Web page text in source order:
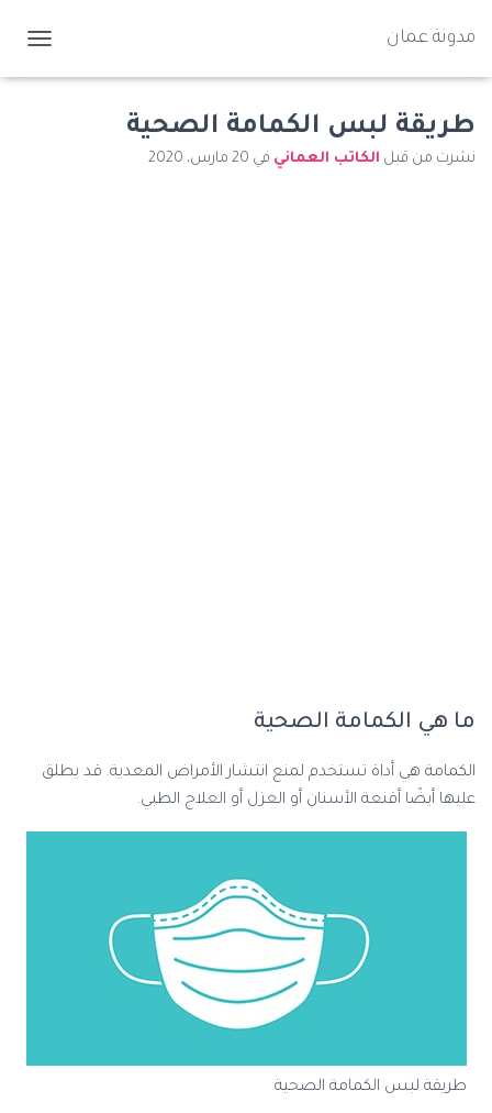
مدونة عمان
ب
طريقة لبس الكمامة الصحية
نشرت من قبل الكاتب العماني في 20 مارس، 2020
ما هي الكمامة الصحية
الكمامة هي أداة تستخدم لمنع انتشار الأمراض المعدية. قد يطلق
عليها أيضًا أقنعة الأسنان أو العزل أو العلاج الطبي.
طريقة لبس الكمامة الصحية